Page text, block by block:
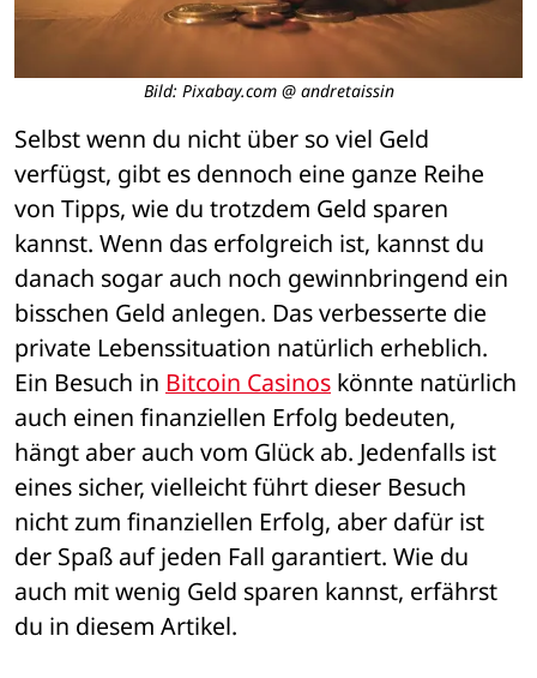
Bild: Pixabay.com @ andretaissin
Selbst wenn du nicht über so viel Geld
verfügst, gibt es dennoch eine ganze Reihe
von Tipps, wie du trotzdem Geld sparen
kannst. Wenn das erfolgreich ist, kannst du
danach sogar auch noch gewinnbringend ein
bisschen Geld anlegen. Das verbesserte die
private Lebenssituation natürlich erheblich.
Ein Besuch in Bitcoin Casinos könnte natürlich
auch einen finanziellen Erfolg bedeuten,
hängt aber auch vom Glück ab. Jedenfalls ist
eines sicher, vielleicht führt dieser Besuch
nicht zum finanziellen Erfolg, aber dafür ist
der Spaß auf jeden Fall garantiert. Wie du
auch mit wenig Geld sparen kannst, erfährst
du in diesem Artikel.